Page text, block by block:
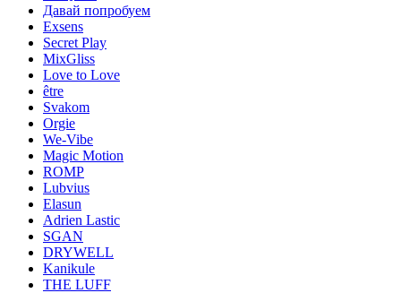
Давай попробуем
Exsens
Secret Play
MixGliss
Love to Love
être
Svakom
Orgie
We-Vibe
Magic Motion
ROMP
Lubvius
Elasun
Adrien Lastic
SGAN
DRYWELL
Kanikule
THE LUFF